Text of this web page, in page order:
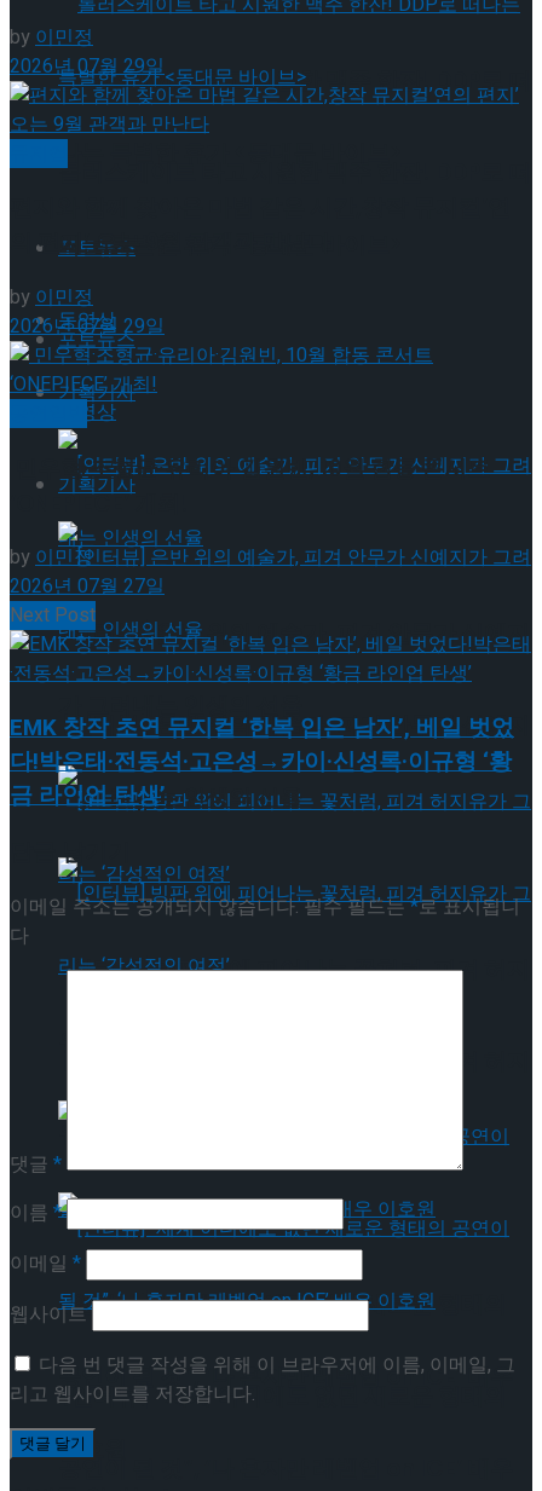
롤러스케이트 타고 시원한 맥주 한잔! DDP로 떠
포토뉴스
동영상
기획기사
[인터뷰] 은반 위의 예술가, 피겨 안무가 신예지
[인터뷰] 빙판 위에 피어나는 꽃처럼, 피겨 허지
[인터뷰] “세계 어디에도 없던 새로운 형태의
공연이 될 것”, ‘나 혼자만 레벨업 on ICE’ 배우
이호원
롤러스케이트 타고 시원한 맥주 한잔! DDP로 떠
나는 특별한 휴가 <동대문 바이브>
포토뉴스
동영상
기획기사
[인터뷰] 은반 위의 예술가, 피겨 안무가 신예지
가 그려내는 인생의 선율
[인터뷰] “세계 어디에도 없던 새로운 형태의
by 이민정
2026년 07월 29일
의 편지’ 오는 9월 관객과 만난다
by이민정
2026년 07월 29일
민우혁·조형균·유리아·김원빈, 10월 합동 콘서트
‘ONEPIECE’ 개최!
by이민정
2026년 07월 27일
Next Post
EMK 창작 초연 뮤지컬 ‘한복 입은 남자’, 베일 벗었
다!박은태·전동석·고은성→카이·신성록·이규형 ‘황
금 라인업 탄생’
답글 남기기
이메일 주소는 공개되지 않습니다.필수 필드는*로 표시됩니
다
댓글 *
이름 *
이메일 *
웹사이트
다음 번 댓글 작성을 위해 이 브라우저에 이름, 이메일, 그
리고 웹사이트를 저장합니다.